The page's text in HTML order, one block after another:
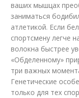
ваших мышцах
заниматься
атлетикой. Если
спортсмену легче
волокна быстрее
«Обделенному»
три важных
Генетические
только для тех